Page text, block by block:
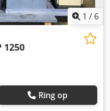
1 / 6
1250
Ring op